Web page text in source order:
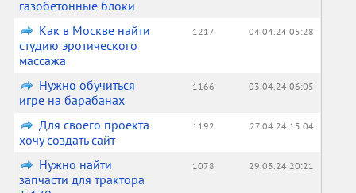
газобетонные блоки
Как в Москве найти
студию эротического
массажа
1217 04.04.24 05:28
Нужно обучиться
игре на барабанах
1166 03.04.24 06:05
Для своего проекта
хочу создать сайт
1192 27.04.24 15:04
Нужно найти
запчасти для трактора
1078 29.03.24 20:21